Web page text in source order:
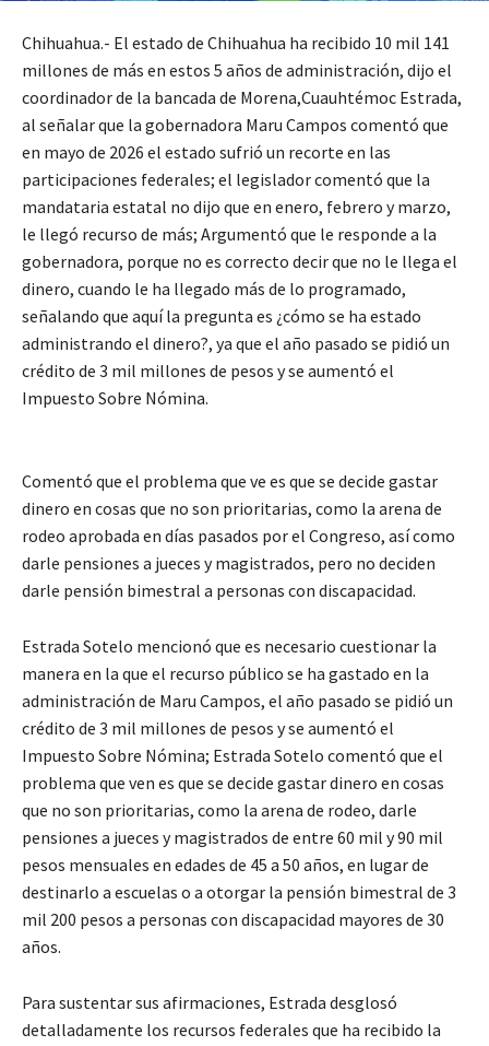
Chihuahua.- El estado de Chihuahua ha recibido 10 mil 141
millones de más en estos 5 años de administración, dijo el
coordinador de la bancada de Morena,Cuauhtémoc Estrada,
al señalar que la gobernadora Maru Campos comentó que
en mayo de 2026 el estado sufrió un recorte en las
participaciones federales; el legislador comentó que la
mandataria estatal no dijo que en enero, febrero y marzo,
le llegó recurso de más; Argumentó que le responde a la
gobernadora, porque no es correcto decir que no le llega el
dinero, cuando le ha llegado más de lo programado,
señalando que aquí la pregunta es ¿cómo se ha estado
administrando el dinero?, ya que el año pasado se pidió un
crédito de 3 mil millones de pesos y se aumentó el
Impuesto Sobre Nómina.
Comentó que el problema que ve es que se decide gastar
dinero en cosas que no son prioritarias, como la arena de
rodeo aprobada en días pasados por el Congreso, así como
darle pensiones a jueces y magistrados, pero no deciden
darle pensión bimestral a personas con discapacidad.
Estrada Sotelo mencionó que es necesario cuestionar la
manera en la que el recurso público se ha gastado en la
administración de Maru Campos, el año pasado se pidió un
crédito de 3 mil millones de pesos y se aumentó el
Impuesto Sobre Nómina; Estrada Sotelo comentó que el
problema que ven es que se decide gastar dinero en cosas
que no son prioritarias, como la arena de rodeo, darle
pensiones a jueces y magistrados de entre 60 mil y 90 mil
pesos mensuales en edades de 45 a 50 años, en lugar de
destinarlo a escuelas o a otorgar la pensión bimestral de 3
mil 200 pesos a personas con discapacidad mayores de 30
años.
Para sustentar sus afirmaciones, Estrada desglosó
detalladamente los recursos federales que ha recibido la